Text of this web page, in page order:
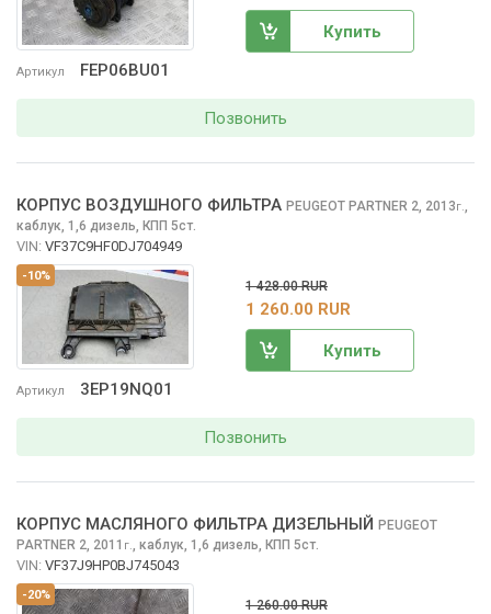
Артикул FEP06BU01
Купить
Позвонить
-10%
Артикул 3EP19NQ01
КОРПУС ВОЗДУШНОГО ФИЛЬТРА PEUGEOT PARTNER 2, 2013г.,
каблук, 1,6 дизель, КПП 5ст.
VIN: VF37C9HF0DJ704949
1 428.00 RUR
1 260.00 RUR
Купить
Позвонить
-20%
КОРПУС МАСЛЯНОГО ФИЛЬТРА ДИЗЕЛЬНЫЙ PEUGEOT
PARTNER 2, 2011 г., каблук, 1,6 дизель, КПП 5ст.
VIN: VF37J9HP0BJ745043
1 260.00 RUR